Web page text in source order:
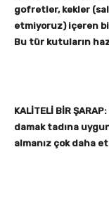
gofretler, kekler
etmiyoruz) içeren
Bu tür kutuların
KALİTELİ BİR
damak tadına
almanız çok daha